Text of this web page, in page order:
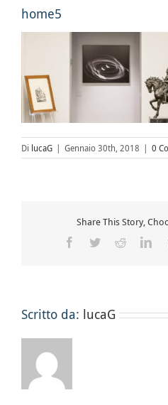
home5
Di lucaG | Gennaio 30th, 2018 | 0
Share This Story,
Facebook
TwitterReddit
Scritto da: lucaG